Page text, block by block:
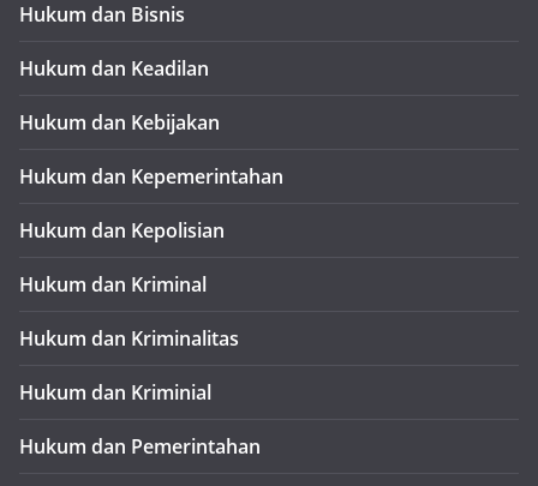
Hukum dan Bisnis
Hukum dan Keadilan
Hukum dan Kebijakan
Hukum dan Kepemerintahan
Hukum dan Kepolisian
Hukum dan Kriminal
Hukum dan Kriminalitas
Hukum dan Kriminial
Hukum dan Pemerintahan